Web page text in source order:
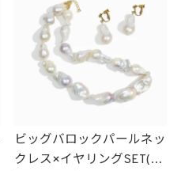
ビッグバロックパールネッ
クレス×イヤリングSET(ホ